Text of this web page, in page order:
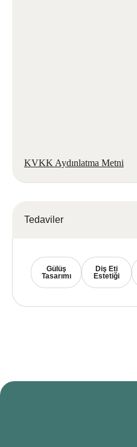
KVKK Aydınlatma Metni
Tedaviler
Gülüş
Tasarımı
Diş Eti
Estetiği